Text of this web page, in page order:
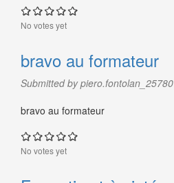
No votes yet
bravo au formateur
Submitted by
bravo au formateur
No votes yet